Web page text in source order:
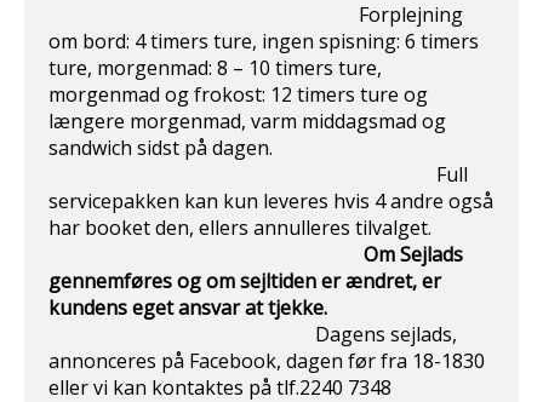
Forplejning
om bord: 4 timers ture, ingen spisning: 6 timers
ture, morgenmad: 8 – 10 timers ture,
morgenmad og frokost: 12 timers ture og
længere morgenmad, varm middagsmad og
sandwich sidst på dagen.
Full
servicepakken kan kun leveres hvis 4 andre også
har booket den, ellers annulleres tilvalget.
Om Sejlads
gennemføres og om sejltiden er ændret, er
kundens eget ansvar attjekke.
Dagens sejlads,
annonceres på Facebook, dagen før fra 18-1830
eller vi kan kontaktes på tlf.2240 7348